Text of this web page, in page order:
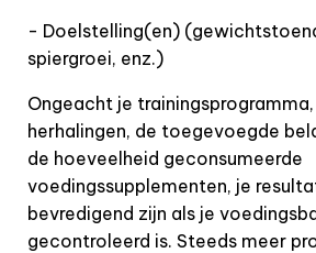
- Doelstelling(en)
spiergroei, enz.)
Ongeacht je
herhalingen, de toegevoegde
de hoeveelheid geconsumeerde
voedingssupplementen, je
bevredigend zijn als je
gecontroleerd is. Steeds meer